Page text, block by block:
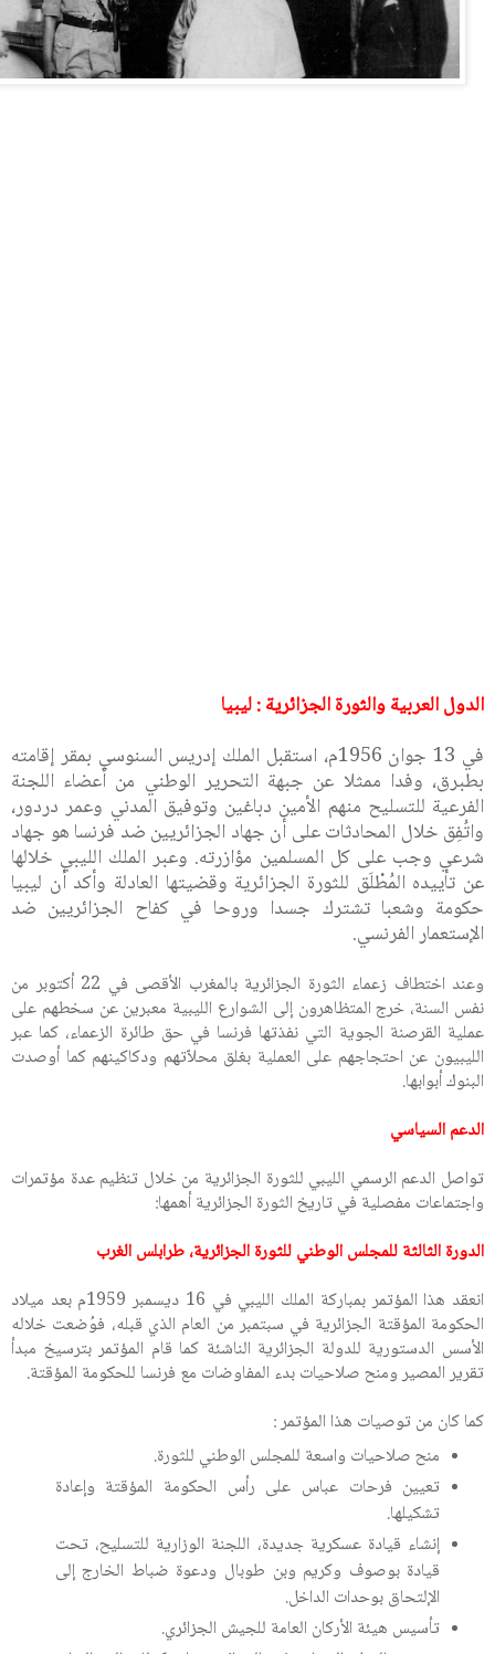
الدول العربية والثورة الجزائرية : ليبيا
في 13 جوان 1956م، استقبل الملك إدريس السنوسي بمقر إقامته
بطبرق، وفدا ممثلا عن جبهة التحرير الوطني من أعضاء اللجنة
الفرعية للتسليح منهم الأمين دباغين وتوفيق المدني وعمر دردور،
واتُفِق خلال المحادثات على أن جهاد الجزائريين ضد فرنسا هو جهاد
شرعي وجب على كل المسلمين مؤازرته. وعبر الملك الليبي خلالها
عن تأييده المُطْلَق للثورة الجزائرية وقضيتها العادلة وأكد أن ليبيا
حكومة وشعبا تشترك جسدا وروحا في كفاح الجزائريين ضد
الإستعمار الفرنسي.
وعند اختطاف زعماء الثورة الجزائرية بالمغرب الأقصى في 22 أكتوبر من
نفس السنة، خرج المتظاهرون إلى الشوارع الليبية معبرين عن سخطهم على
عملية القرصنة الجوية التي نفذتها فرنسا في حق طائرة الزعماء، كما عبر
الليبيون عن احتجاجهم على العملية بغلق محلاّتهم ودكاكينهم كما أوصدت
البنوك أبوابها.
الدعم السياسي
تواصل الدعم الرسمي الليبي للثورة الجزائرية من خلال تنظيم عدة مؤتمرات
واجتماعات مفصلية في تاريخ الثورة الجزائرية أهمها:
الدورة الثالثة للمجلس الوطني للثورة الجزائرية، طرابلس الغرب
انعقد هذا المؤتمر بمباركة الملك الليبي في 16 ديسمبر 1959م بعد ميلاد
الحكومة المؤقتة الجزائرية في سبتمبر من العام الذي قبله، فوُضعت خلاله
الأسس الدستورية للدولة الجزائرية الناشئة كما قام المؤتمر بترسيخ مبدأ
تقرير المصير ومنح صلاحيات بدء المفاوضات مع فرنسا للحكومة المؤقتة.
كما كان من توصيات هذا المؤتمر :
منح صلاحيات واسعة للمجلس الوطني للثورة.
تعيين فرحات عباس على رأس الحكومة المؤقتة وإعادة
تشكيلها.
إنشاء قيادة عسكرية جديدة، اللجنة الوزارية للتسليح، تحت
قيادة بوصوف وكريم وبن طوبال ودعوة ضباط الخارج إلى
الإلتحاق بوحدات الداخل.
تأسيس هيئة الأركان العامة للجيش الجزائري.